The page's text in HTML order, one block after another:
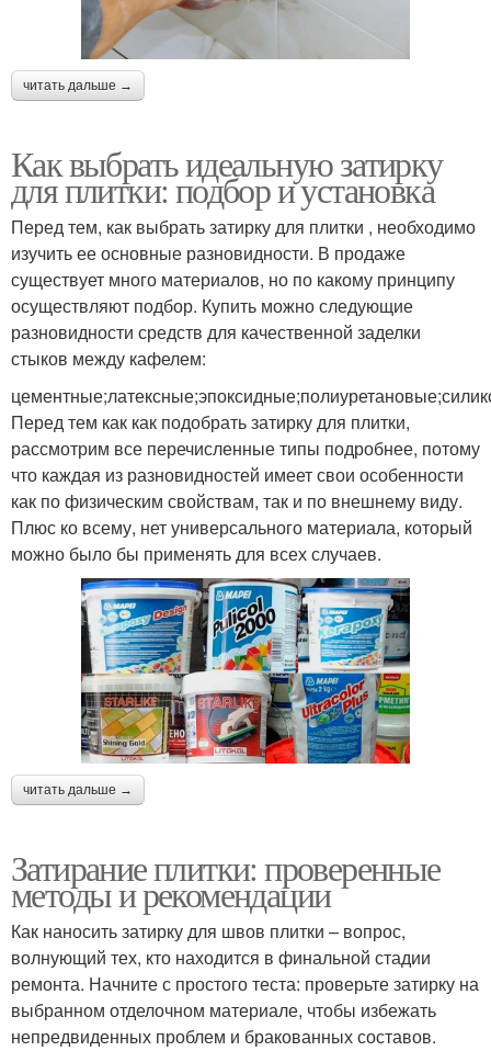
читать дальше →
Как выбрать идеальную затирку
для плитки: подбор и установка
Перед тем, как выбрать затирку для плитки , необходимо
изучить ее основные разновидности. В продаже
существует много материалов, но по какому принципу
осуществляют подбор. Купить можно следующие
разновидности средств для качественной заделки
стыков между кафелем:
Перед тем как как подобрать затирку для плитки,
рассмотрим все перечисленные типы подробнее, потому
что каждая из разновидностей имеет свои особенности
как по физическим свойствам, так и по внешнему виду.
Плюс ко всему, нет универсального материала, который
можно было бы применять для всех случаев.
читать дальше →
Затирание плитки: проверенные
методы и рекомендации
Как наносить затирку для швов плитки – вопрос,
волнующий тех, кто находится в финальной стадии
ремонта. Начните с простого теста: проверьте затирку на
выбранном отделочном материале, чтобы избежать
непредвиденных проблем и бракованных составов.